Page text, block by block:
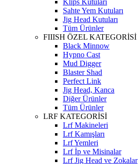
Klips Kutuları
Sahte Yem Kutuları
Jig Head Kutuları
Tüm Ürünler
FIIISH ÖZEL KATEGORİSİ
Black Minnow
Hypno Cast
Mud Digger
Blaster Shad
Perfect Link
Jig Head, Kanca
Diğer Ürünler
Tüm Ürünler
LRF KATEGORİSİ
Lrf Makineleri
Lrf Kamışları
Lrf Yemleri
Lrf İp ve Misinalar
Lrf Jig Head ve Zokalar